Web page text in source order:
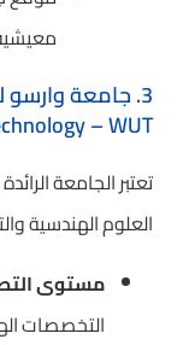
– WUT)
تعتبر الجامعة
العلوم الهندسية
مستوى
التخصصات